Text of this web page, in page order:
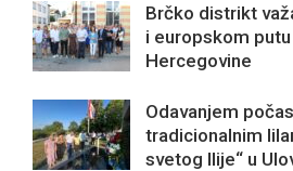
Brčko distrikt
i europskom
Hercegovine
Odavanjem
tradicionalnim
svetog Ilije“ u